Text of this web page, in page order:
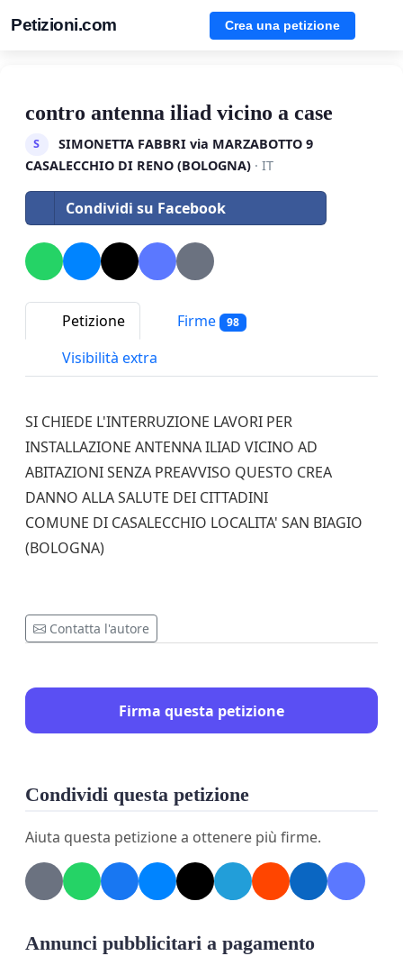
Petizioni.com Crea una petizione
contro antenna iliad vicino a case
S
SIMONETTA FABBRI via MARZABOTTO 9
CASALECCHIO DI RENO (BOLOGNA) · IT
Condividi su Facebook
Petizione Firme 98
Visibilità extra
SI CHIEDE L'INTERRUZIONE LAVORI PER
INSTALLAZIONE ANTENNA ILIAD VICINO AD
ABITAZIONI SENZA PREAVVISO QUESTO CREA
DANNO ALLA SALUTE DEI CITTADINI
COMUNE DI CASALECCHIO LOCALITA' SAN BIAGIO
(BOLOGNA)
Contatta l'autore
Firma questa petizione
Condividi questa petizione
Aiuta questa petizione a ottenere più firme.
Annunci pubblicitari a pagamento